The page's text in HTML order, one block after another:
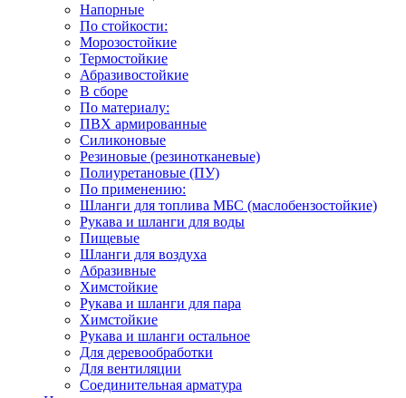
Напорные
По стойкости:
Морозостойкие
Термостойкие
Абразивостойкие
В сборе
По материалу:
ПВХ армированные
Силиконовые
Резиновые (резинотканевые)
Полиуретановые (ПУ)
По применению:
Шланги для топлива МБС (маслобензостойкие)
Рукава и шланги для воды
Пищевые
Шланги для воздуха
Абразивные
Химстойкие
Рукава и шланги для пара
Химстойкие
Рукава и шланги остальное
Для деревообработки
Для вентиляции
Соединительная арматура